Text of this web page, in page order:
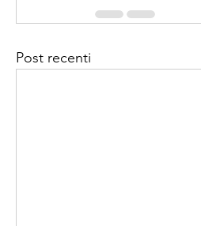
Post recenti